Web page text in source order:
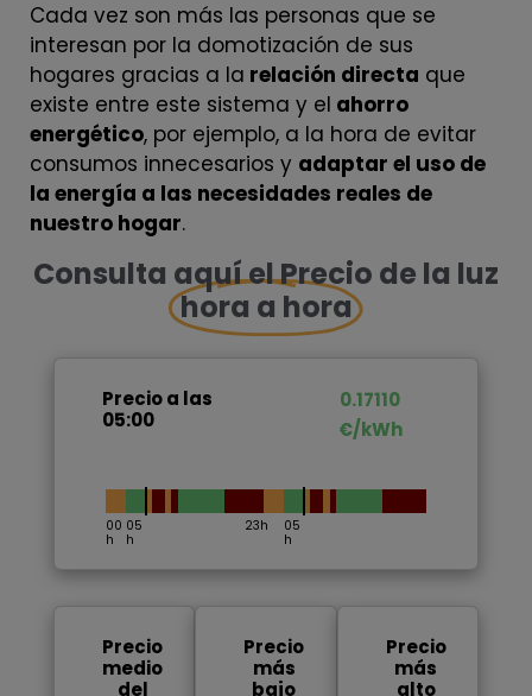
Cada vez son más las personas que se
interesan por la domotización de sus
hogares gracias a la relación directa que
existe entre este sistema y el ahorro
energético, por ejemplo, a la hora de evitar
consumos innecesarios y adaptar el uso de
la energía a las necesidades reales de
nuestro hogar.
Consulta aquí el Precio de la luz
hora a hora
Precio a las
05:00
0.17110
€/kWh
Precio
medio
del
Precio
más
bajo
Precio
más
alto